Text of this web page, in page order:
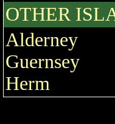
OTHER
Alderney
Guernsey
Herm